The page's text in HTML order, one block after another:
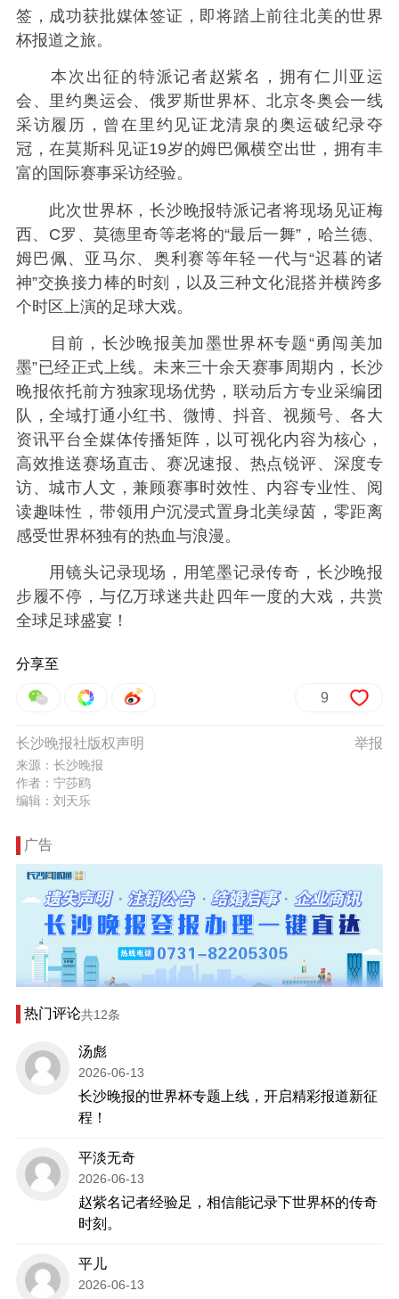
签，成功获批媒体签证，即将踏上前往北美的世界
杯报道之旅。
本次出征的特派记者赵紫名，拥有仁川亚运
会、里约奥运会、俄罗斯世界杯、北京冬奥会一线
采访履历，曾在里约见证龙清泉的奥运破纪录夺
冠，在莫斯科见证19岁的姆巴佩横空出世，拥有丰
富的国际赛事采访经验。
此次世界杯，长沙晚报特派记者将现场见证梅
西、C罗、莫德里奇等老将的“最后一舞”，哈兰德、
姆巴佩、亚马尔、奥利赛等年轻一代与“迟暮的诸
神”交换接力棒的时刻，以及三种文化混搭并横跨多
个时区上演的足球大戏。
目前，长沙晚报美加墨世界杯专题“勇闯美加
墨”已经正式上线。未来三十余天赛事周期内，长沙
晚报依托前方独家现场优势，联动后方专业采编团
队，全域打通小红书、微博、抖音、视频号、各大
资讯平台全媒体传播矩阵，以可视化内容为核心，
高效推送赛场直击、赛况速报、热点锐评、深度专
访、城市人文，兼顾赛事时效性、内容专业性、阅
读趣味性，带领用户沉浸式置身北美绿茵，零距离
感受世界杯独有的热血与浪漫。
用镜头记录现场，用笔墨记录传奇，长沙晚报
步履不停，与亿万球迷共赴四年一度的大戏，共赏
全球足球盛宴！
分享至
9
举报
长沙晚报社版权声明
来源：长沙晚报
作者：宁莎鸥
编辑：刘天乐
广告
热门评论共12条
汤彪
2026-06-13
长沙晚报的世界杯专题上线，开启精彩报道新征
程！
平淡无奇
2026-06-13
赵紫名记者经验足，相信能记录下世界杯的传奇
时刻。
平儿
2026-06-13